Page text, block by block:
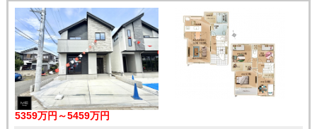
5359万円～5459万円